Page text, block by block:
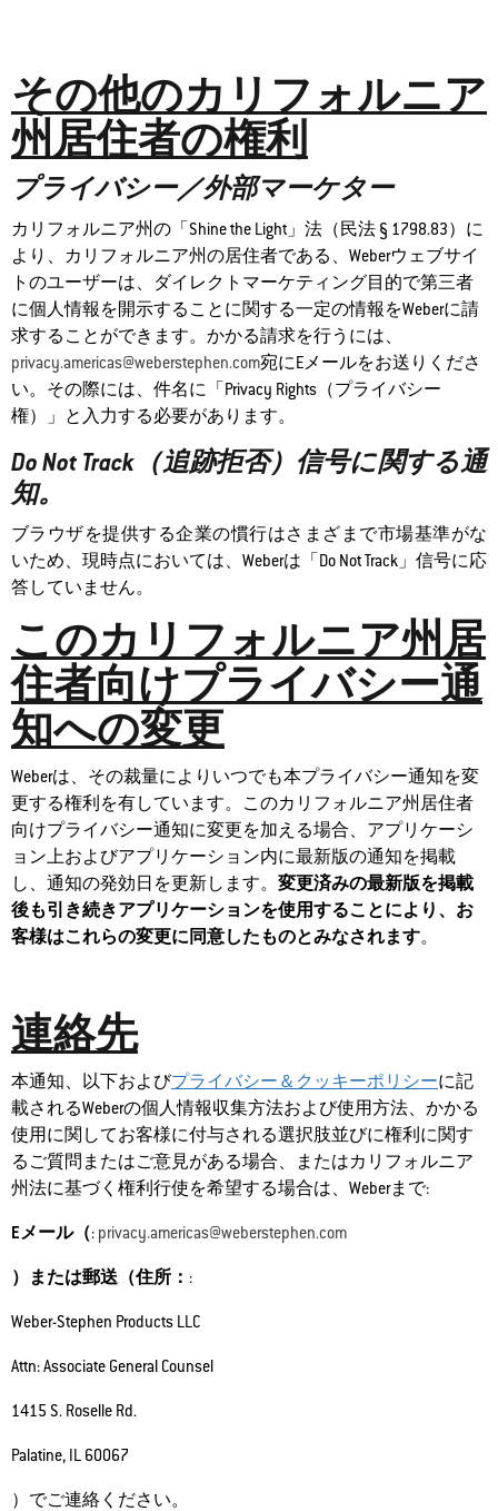
その他のカリフォルニア
州居住者の権利
プライバシー／外部マーケター
カリフォルニア州の「Shine the Light」法（民法 § 1798.83）に
より、カリフォルニア州の居住者である、Weberウェブサイ
トのユーザーは、ダイレクトマーケティング目的で第三者
に個人情報を開示することに関する一定の情報をWeberに請
求することができます。かかる請求を行うには、
privacy.americas@weberstephen.com宛にEメールをお送りくださ
い。その際には、件名に「Privacy Rights（プライバシー
権）」と入力する必要があります。
Do Not Track（追跡拒否）信号に関する通
知。
ブラウザを提供する企業の慣行はさまざまで市場基準がな
いため、現時点においては、Weberは「Do Not Track」信号に応
答していません。
このカリフォルニア州居
住者向けプライバシー通
知への変更
Weberは、その裁量によりいつでも本プライバシー通知を変
更する権利を有しています。このカリフォルニア州居住者
向けプライバシー通知に変更を加える場合、アプリケーシ
ョン上およびアプリケーション内に最新版の通知を掲載
し、通知の発効日を更新します。 変更済みの最新版を掲載
後も引き続きアプリケーションを使用することにより、お
客様はこれらの変更に同意したものとみなされます。
連絡先
本通知、以下およびプライバシー＆クッキーポリシーに記
載されるWeberの個人情報収集方法および使用方法、かかる
使用に関してお客様に付与される選択肢並びに権利に関す
るご質問またはご意見がある場合、またはカリフォルニア
州法に基づく権利行使を希望する場合は、Weberまで:
Eメール（: privacy.americas@weberstephen.com
）または郵送（住所： :
Weber-Stephen Products LLC
Attn: Associate General Counsel
1415 S. Roselle Rd.
Palatine, IL 60067
）でご連絡ください。